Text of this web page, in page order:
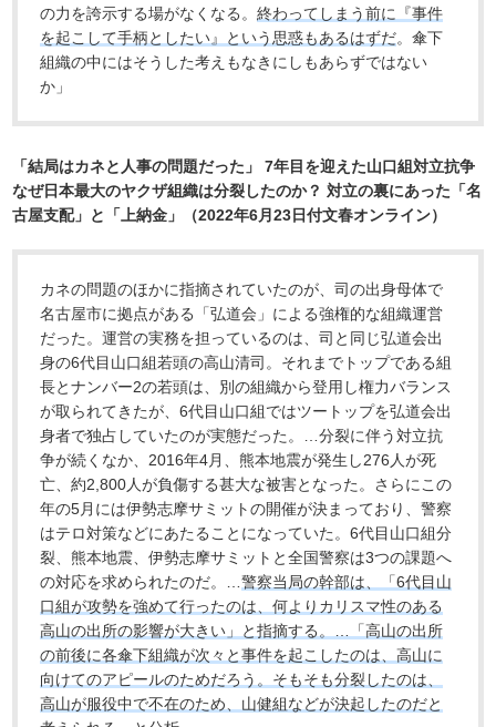
の力を誇示する場がなくなる。終わってしまう前に『事件
を起こして手柄としたい』という思惑もあるはずだ。傘下
組織の中にはそうした考えもなきにしもあらずではない
か」
「結局はカネと人事の問題だった」 7年目を迎えた山口組対立抗争
なぜ日本最大のヤクザ組織は分裂したのか？ 対立の裏にあった「名
古屋支配」と「上納金」（2022年6月23日付文春オンライン）
カネの問題のほかに指摘されていたのが、司の出身母体で
名古屋市に拠点がある「弘道会」による強権的な組織運営
だった。運営の実務を担っているのは、司と同じ弘道会出
身の6代目山口組若頭の高山清司。それまでトップである組
長とナンバー2の若頭は、別の組織から登用し権力バランス
が取られてきたが、6代目山口組ではツートップを弘道会出
身者で独占していたのが実態だった。…分裂に伴う対立抗
争が続くなか、2016年4月、熊本地震が発生し276人が死
亡、約2,800人が負傷する甚大な被害となった。さらにこの
年の5月には伊勢志摩サミットの開催が決まっており、警察
はテロ対策などにあたることになっていた。6代目山口組分
裂、熊本地震、伊勢志摩サミットと全国警察は3つの課題へ
の対応を求められたのだ。…警察当局の幹部は、「6代目山
口組が攻勢を強めて行ったのは、何よりカリスマ性のある
高山の出所の影響が大きい」と指摘する。…「高山の出所
の前後に各傘下組織が次々と事件を起こしたのは、高山に
向けてのアピールのためだろう。そもそも分裂したのは、
高山が服役中で不在のため、山健組などが決起したのだと